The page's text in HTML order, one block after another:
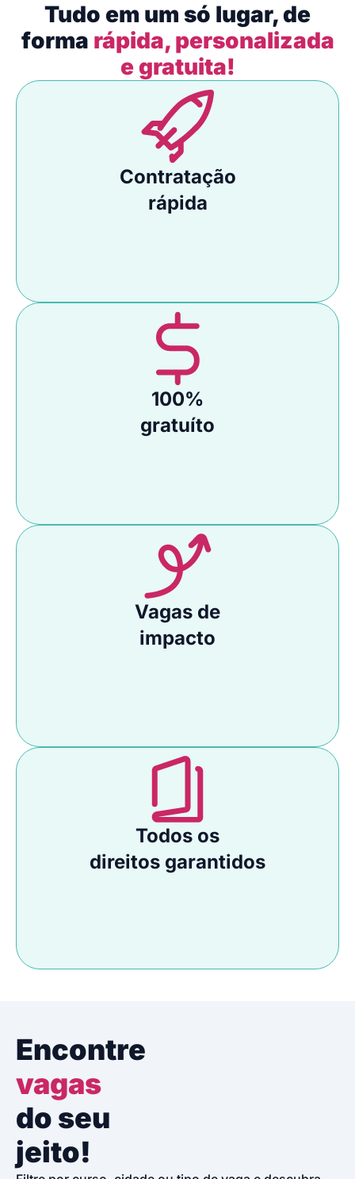
Tudo em um só lugar, de
forma rápida, personalizada
e gratuita!
Contratação
rápida
100%
gratuíto
Vagas de
impacto
Todos os
direitos garantidos
Encontre
vagas
do seu
jeito!